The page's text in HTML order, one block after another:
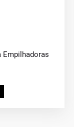
Empilhadoras